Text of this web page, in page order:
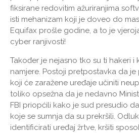
fiksirane redovitim ažuriranjima
isti mehanizam koji je doveo do
Equifax prošle godine, a to je
cyber ranjivosti!
Također je nejasno tko su ti hakeri i
namjere. Postoji pretpostavka da
koji će zaražene uređaje učiniti
toliko opsežna da je nedavno
FBI priopćili kako je sud presudio
koje se sumnja da su prekršili.
identificirati uređaj žrtve, kršiti